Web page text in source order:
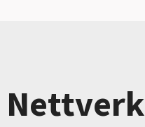
Nettverk